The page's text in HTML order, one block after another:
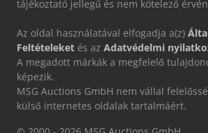
tájékoztató jellegű és nem kötelező
Az oldal használatával elfogadja a(z)
Feltételeket és az Adatvédelmi
A megadott márkák a megfelelő
képezik.
MSG Auctions GmbH nem vállal
külső internetes oldalak tartalmáért.